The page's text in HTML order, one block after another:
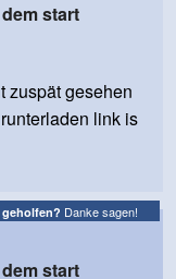
start
zuspät gesehen
link is
geholfen? Danke sagen!
start